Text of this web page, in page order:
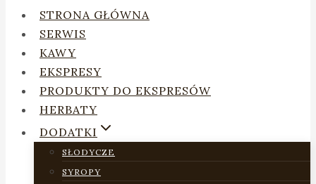
STRONA GŁÓWNA
SERWIS
KAWY
EKSPRESY
PRODUKTY DO EKSPRESÓW
HERBATY
DODATKI
SŁODYCZE
SYROPY